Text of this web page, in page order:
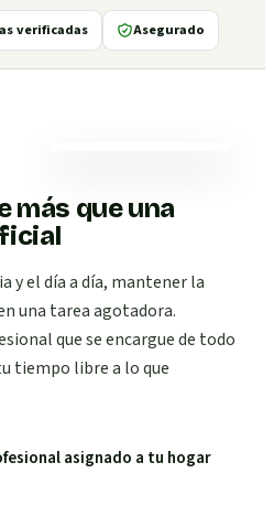
verificadas Asegurado
más que una
y el día a día, mantener la
una tarea agotadora.
que se encargue de todo
tiempo libre a lo que
asignado a tu hogar